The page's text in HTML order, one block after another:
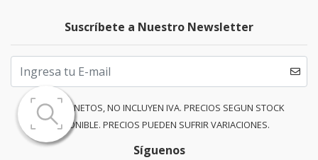
Suscríbete a Nuestro Newsletter
PRECIOS NETOS, NO INCLUYEN IVA. PRECIOS SEGUN STOCK
DISPONIBLE. PRECIOS PUEDEN SUFRIR VARIACIONES.
Síguenos